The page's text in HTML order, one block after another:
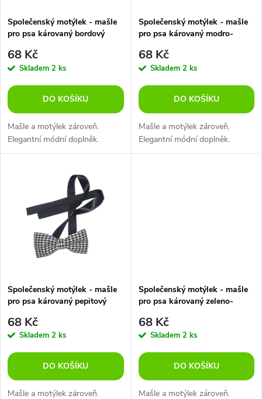
p
r
o
d
u
s
p
r
o
d
u
Společenský motýlek - mašle
pro psa károvaný bordový
68 Kč
Skladem 2 ks
DO KOŠÍKU
Mašle a motýlek zároveň.
Elegantní módní doplněk.
Společenský motýlek - mašle
pro psa károvaný modro-
68 Kč
Skladem 2 ks
DO KOŠÍKU
Mašle a motýlek zároveň.
Elegantní módní doplněk.
Společenský motýlek - mašle
pro psa károvaný pepitový
68 Kč
Skladem 2 ks
DO KOŠÍKU
Mašle a motýlek zároveň.
Společenský motýlek - mašle
pro psa károvaný zeleno-
68 Kč
Skladem 2 ks
DO KOŠÍKU
Mašle a motýlek zároveň.